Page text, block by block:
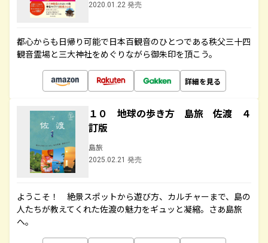
2020.01.22 発売
都心からも日帰り可能で日本百観音のひとつである秩父三十四
観音霊場と三大神社をめぐりながら御朱印を頂こう。
詳細を見る
１０ 地球の歩き方 島旅 佐渡 ４
訂版
島旅
2025.02.21 発売
ようこそ！ 絶景スポットから遊び方、カルチャーまで、島の
人たちが教えてくれた佐渡の魅力をギュッと凝縮。さあ島旅
へ。